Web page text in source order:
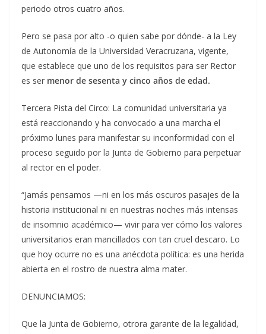
periodo otros cuatro años.
Pero se pasa por alto -o quien sabe por dónde- a la Ley
de Autonomía de la Universidad Veracruzana, vigente,
que establece que uno de los requisitos para ser Rector
es ser menor de sesenta y cinco años de edad.
Tercera Pista del Circo: La comunidad universitaria ya
está reaccionando y ha convocado a una marcha el
próximo lunes para manifestar su inconformidad con el
proceso seguido por la Junta de Gobierno para perpetuar
al rector en el poder.
“Jamás pensamos —ni en los más oscuros pasajes de la
historia institucional ni en nuestras noches más intensas
de insomnio académico— vivir para ver cómo los valores
universitarios eran mancillados con tan cruel descaro. Lo
que hoy ocurre no es una anécdota política: es una herida
abierta en el rostro de nuestra alma mater.
DENUNCIAMOS:
Que la Junta de Gobierno, otrora garante de la legalidad,